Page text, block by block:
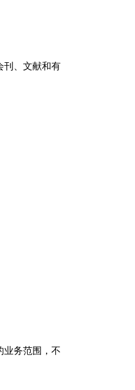
刊、文献和有
业务范围，不